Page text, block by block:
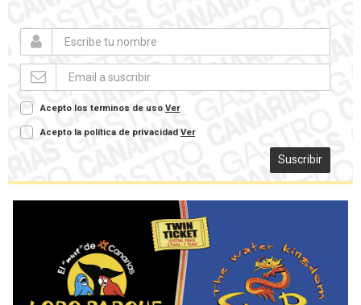
Acepto los terminos de uso Ver
Acepto la política de privacidad Ver
Suscribir